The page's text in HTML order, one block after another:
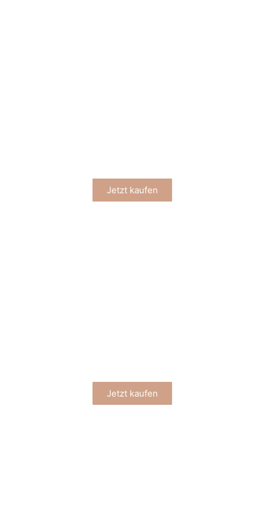
Jetzt kaufen
Jetzt kaufen